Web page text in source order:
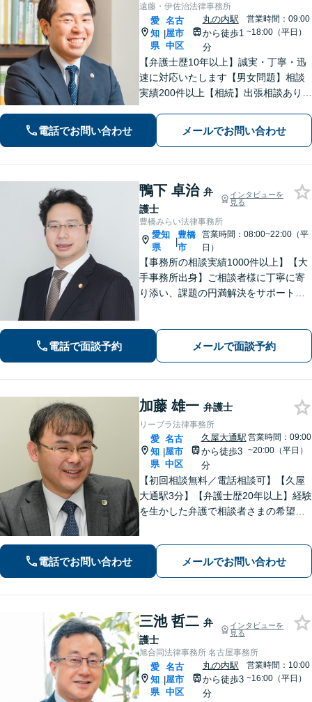
遠藤・伊佐治法律事務所
愛
知
県
|
名古
屋市
中区
丸の内駅
から徒歩1
分
営業時間：09:00
~18:00（平日）
【弁護士歴10年以上】誠実・丁寧・迅
速に対応いたします【男女問題】相談
実績200件以上【相続】出張相談あり
金・債務整理】累計相談200件以上！
【企業法務】スポット依頼から顧問契
電話でお問い合わせ メールでお問い合わせ
鴨下 卓治 弁
護士
インタビューを
見る
豊橋みらい法律事務所
愛知
県
|
豊橋
市
営業時間：08:00~22:00（平
日）
【事務所の相談実績1000件以上】【大
手事務所出身】ご相談者様に丁寧に寄
り添い、課題の円満解決をサポート！
により損害賠償金額大幅アップへ【土
日祝も対応】
電話で面談予約 メールで面談予約
加藤 雄一 弁護士
リーブラ法律事務所
愛
知
県
|
名古
屋市
中区
久屋大通駅
から徒歩3
分
営業時間：09:00
~20:00（平日）
【初回相談無料／電話相談可】【久屋
大通駅3分】【弁護士歴20年以上】経験
を生かした弁護で相談者さまの希望に
雰囲気作り・丁寧なヒアリングを大切
にしています。【顧問契約の経験多
電話でお問い合わせ メールでお問い合わせ
三池 哲二 弁
護士
インタビューを
見る
旭合同法律事務所 名古屋事務所
愛
知
県
|
名古
屋市
中区
丸の内駅
から徒歩3
分
営業時間：10:00
~16:00（平日）